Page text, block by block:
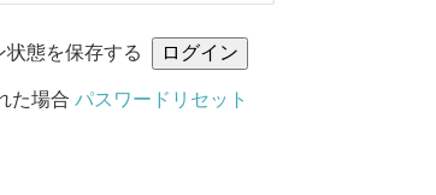
状態を保存する
た場合パスワードリセット